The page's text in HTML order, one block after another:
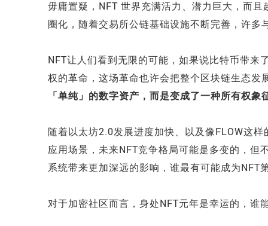
毋庸置疑，NFT 世界充满活力、潜力巨大，而
圈化，随着交易所公链基础设施不断完善，许
NFT让人们看到无限的可能，如果说比特币带来
权的革命，这场革命也许会把整个区块链生态发
「单纯」的数字资产，而是变成了一种所有权
随着以太坊2.0发展进度加快、以及像FLOW这
应用场景，未来NFT竞争格局可能是多变的，但
系统带来更加深远的影响，谁最有可能成为NFT
对于加密社区而言，身处NFT元年是幸运的，